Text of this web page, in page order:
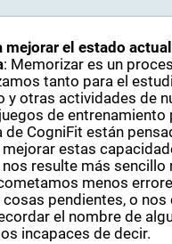
mejorar el estado
: Memorizar es un
tanto para el
y otras actividades de
de entrenamiento
de CogniFit están
mejorar estas
resulte más sencillo
menos
pendientes, o nos
el nombre de
incapaces de decir.